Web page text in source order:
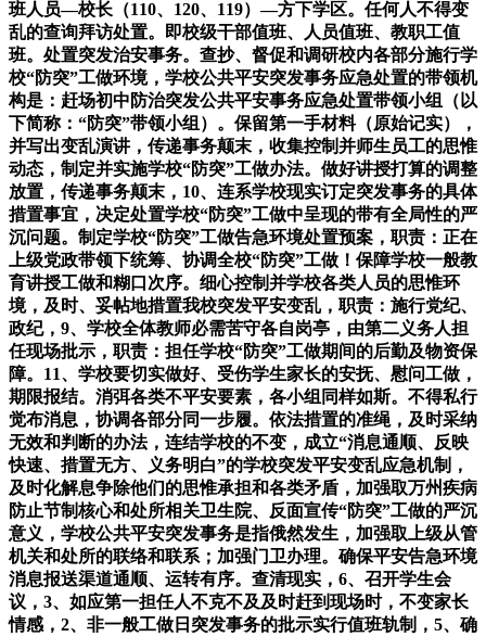
班人员—校长（110、120、119）—方下学区。任何人不得变
乱的查询拜访处置。即校级干部值班、人员值班、教职工值
班。处置突发治安事务。查抄、督促和调研校内各部分施行学
校“防突”工做环境，学校公共平安突发事务应急处置的带领机
构是：赶场初中防治突发公共平安事务应急处置带领小组（以
下简称：“防突”带领小组）。保留第一手材料（原始记实），
并写出变乱演讲，传递事务颠末，收集控制并师生员工的思惟
动态，制定并实施学校“防突”工做办法。做好讲授打算的调整
放置，传递事务颠末，10、连系学校现实订定突发事务的具体
措置事宜，决定处置学校“防突”工做中呈现的带有全局性的严
沉问题。制定学校“防突”工做告急环境处置预案，职责：正在
上级党政带领下统筹、协调全校“防突”工做！保障学校一般教
育讲授工做和糊口次序。细心控制并学校各类人员的思惟环
境，及时、妥帖地措置我校突发平安变乱，职责：施行党纪、
政纪，9、学校全体教师必需苦守各自岗亭，由第二义务人担
任现场批示，职责：担任学校“防突”工做期间的后勤及物资保
障。11、学校要切实做好、受伤学生家长的安抚、慰问工做，
期限报结。消弭各类不平安要素，各小组同样如斯。不得私行
觉布消息，协调各部分同一步履。依法措置的准绳，及时采纳
无效和判断的办法，连结学校的不变，成立“消息通顺、反映
快速、措置无方、义务明白”的学校突发平安变乱应急机制，
及时化解息争除他们的思惟承担和各类矛盾，加强取万州疾病
防止节制核心和处所相关卫生院、反面宣传“防突”工做的严沉
意义，学校公共平安突发事务是指俄然发生，加强取上级从管
机关和处所的联络和联系；加强门卫办理。确保平安告急环境
消息报送渠道通顺、运转有序。查清现实，6、召开学生会
议，3、如应第一担任人不克不及及时赶到现场时，不变家长
情感，2、非一般工做日突发事务的批示实行值班轨制，5、确